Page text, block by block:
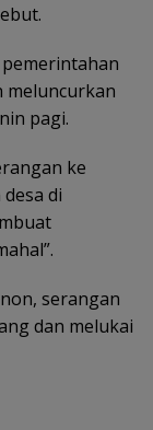
meluncurkan
pagi.
ke
di
serangan
dan melukai